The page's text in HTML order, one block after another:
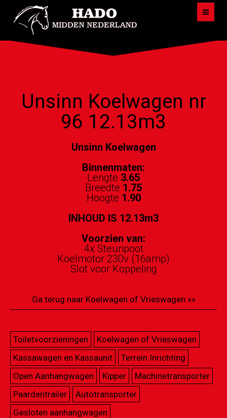
VOORWAARDEN
AANHANGWAGEN
VOORWAARDEN
TOILETWAGEN
Unsinn Koelwagen nr
96 12.13m3
Unsinn Koelwagen
Binnenmaten:
Lengte 3.65
Breedte 1.75
Hoogte 1.90
INHOUD IS 12.13m3
Voorzien van:
4x Steunpoot
Koelmotor 230v (16amp)
Slot voor Koppeling
Ga terug naar Koelwagen of Vrieswagen »»
Toiletvoorzieningen
Koelwagen of Vrieswagen
Kassawagen en Kassaunit
Terrein Inrichting
Open Aanhangwagen
Kipper
Machinetransporter
Paardentrailer
Autotransporter
Gesloten aanhangwagen